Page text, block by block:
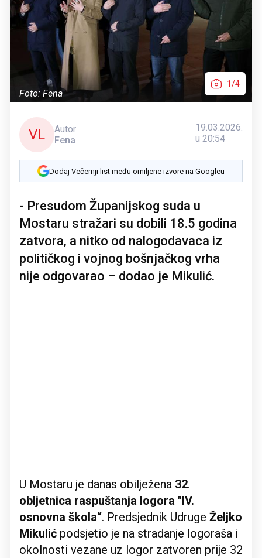
Foto: Fena
1/4
VL
Autor
Fena
19.03.2026.
u 20:54
Dodaj Večernji list među omiljene izvore na Googleu
- Presudom Županijskog suda u
Mostaru stražari su dobili 18.5 godina
zatvora, a nitko od nalogodavaca iz
političkog i vojnog bošnjačkog vrha
nije odgovarao – dodao je Mikulić.
U Mostaru je danas obilježena 32.
obljetnica raspuštanja logora "IV.
osnovna škola“. Predsjednik Udruge Željko
Mikulić podsjetio je na stradanje logoraša i
okolnosti vezane uz logor zatvoren prije 32